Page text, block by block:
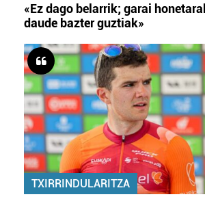
«Ez dago belarrik; garai
daude bazter guztiak»
TXIRRINDULARITZA